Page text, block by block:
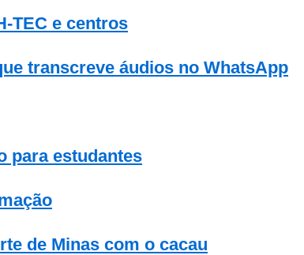
TEC e centros
transcreve áudios no WhatsApp
para estudantes
de Minas com o cacau